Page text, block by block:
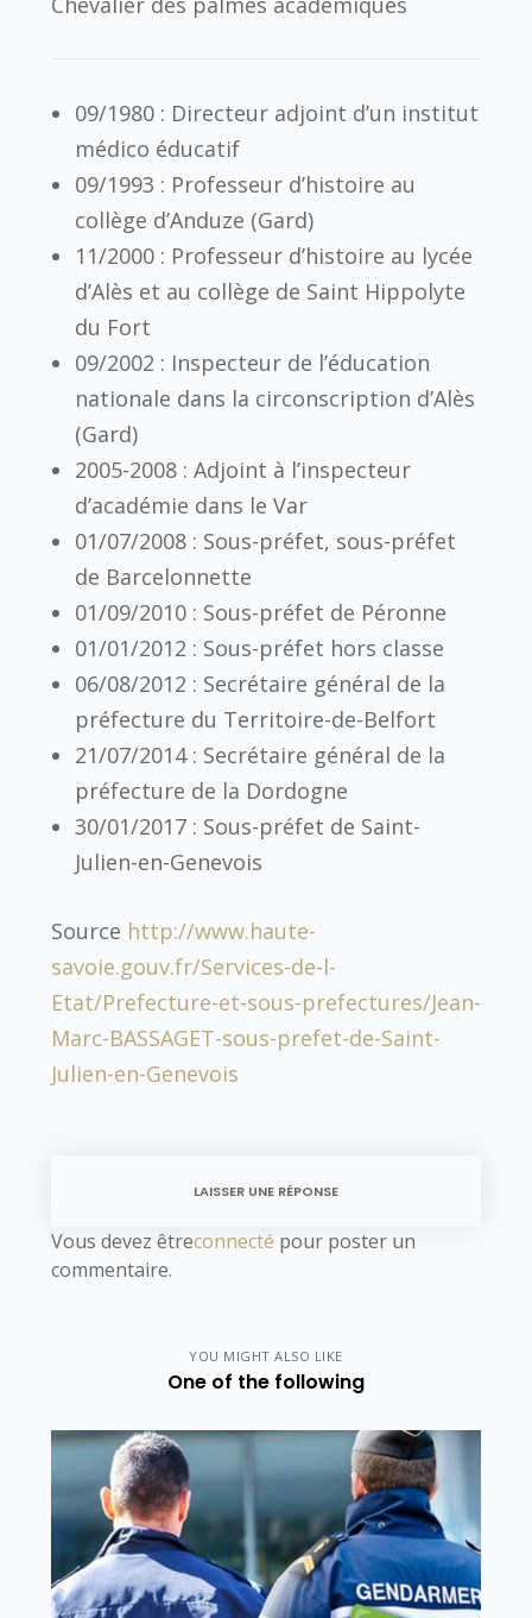
09/1980 : Directeur adjoint d’un institut
médico éducatif
09/1993 : Professeur d’histoire au
collège d’Anduze (Gard)
11/2000 : Professeur d’histoire au lycée
d’Alès et au collège de Saint Hippolyte
du Fort
09/2002 : Inspecteur de l’éducation
nationale dans la circonscription d’Alès
(Gard)
2005-2008 : Adjoint à l’inspecteur
d’académie dans le Var
01/07/2008 : Sous-préfet, sous-préfet
de Barcelonnette
01/09/2010 : Sous-préfet de Péronne
01/01/2012 : Sous-préfet hors classe
06/08/2012 : Secrétaire général de la
préfecture du Territoire-de-Belfort
21/07/2014 : Secrétaire général de la
préfecture de la Dordogne
30/01/2017 : Sous-préfet de Saint-
Julien-en-Genevois
Source http://www.haute-
savoie.gouv.fr/Services-de-l-
Etat/Prefecture-et-sous-prefectures/Jean-
Marc-BASSAGET-sous-prefet-de-Saint-
Julien-en-Genevois
LAISSER UNE RÉPONSE
Vous devez êtreconnecté pour poster un
commentaire.
YOU MIGHT ALSO LIKE
One of the following